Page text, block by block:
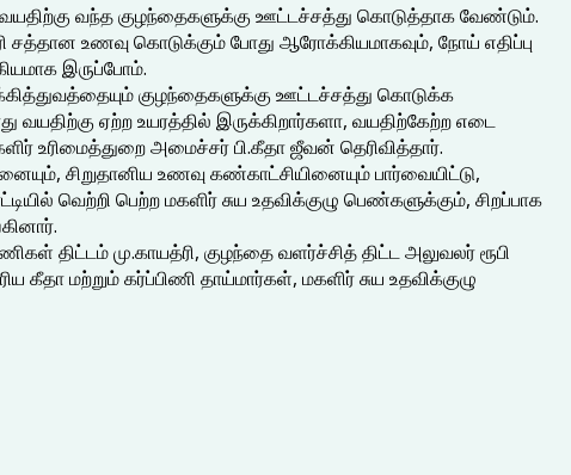
வந்த குழந்தைகளுக்கு ஊட்டச்சத்து கொடுத்தாக வேண்டும்.
உணவு கொடுக்கும் போது ஆரோக்கியமாகவும், நோய் எதிப்பு
இருப்போம்.
குழந்தைகளுக்கு ஊட்டச்சத்து கொடுக்க
ஏற்ற உயரத்தில் இருக்கிறார்களா, வயதிற்கேற்ற எடை
உரிமைத்துறை அமைச்சர் பி.கீதா ஜீவன் தெரிவித்தார்.
சிறுதானிய உணவு கண்காட்சியினையும் பார்வையிட்டு,
வெற்றி பெற்ற மகளிர் சுய உதவிக்குழு பெண்களுக்கும், சிறப்பாக
திட்டம் மு.காயத்ரி, குழந்தை வளர்ச்சித் திட்ட அலுவலர் ரூபி
மற்றும் கர்ப்பிணி தாய்மார்கள், மகளிர் சுய உதவிக்குழு